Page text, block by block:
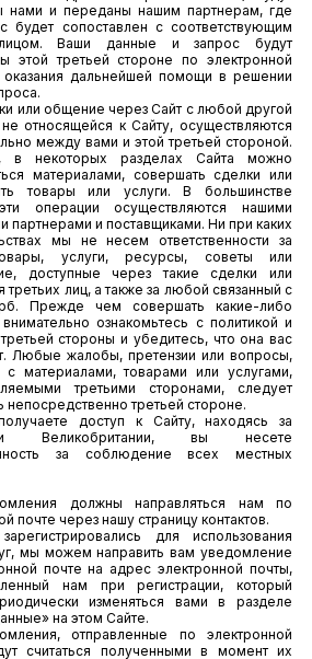
нами и переданы нашим партнерам, где
будет сопоставлен с соответствующим
Ваши данные и запрос будут
этой третьей стороне по электронной
оказания дальнейшей помощи в решении
или общение через Сайт с любой другой
относящейся к Сайту, осуществляются
между вами и этой третьей стороной.
в некоторых разделах Сайта можно
материалами, совершать сделки или
товары или услуги. В большинстве
операции осуществляются нашими
партнерами и поставщиками. Ни при каких
мы не несем ответственности за
услуги, ресурсы, советы или
доступные через такие сделки или
лиц, а также за любой связанный с
Прежде чем совершать какие-либо
ознакомьтесь с политикой и
стороны и убедитесь, что она вас
Любые жалобы, претензии или вопросы,
с материалами, товарами или услугами,
третьими сторонами, следует
непосредственно третьей стороне.
доступ к Сайту, находясь за
Великобритании, вы несете
за соблюдение всех местных
должны направляться нам по
почте через нашу страницу контактов.
для использования
мы можем направить вам уведомление
почте на адрес электронной почты,
нам при регистрации, который
изменяться вами в разделе
на этом Сайте.
отправленные по электронной
считаться полученными в момент их